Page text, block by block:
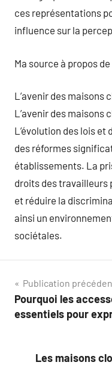
ces représentations
influence sur la
Ma source à propos
L’avenir des maisons
L’avenir des maisons
L’évolution des lois
des réformes
établissements. La
droits des travailleurs
et réduire la
ainsi un
sociétales.
Navigation
de
Publication
Pourquoi les
essentiels pour
Les maisons